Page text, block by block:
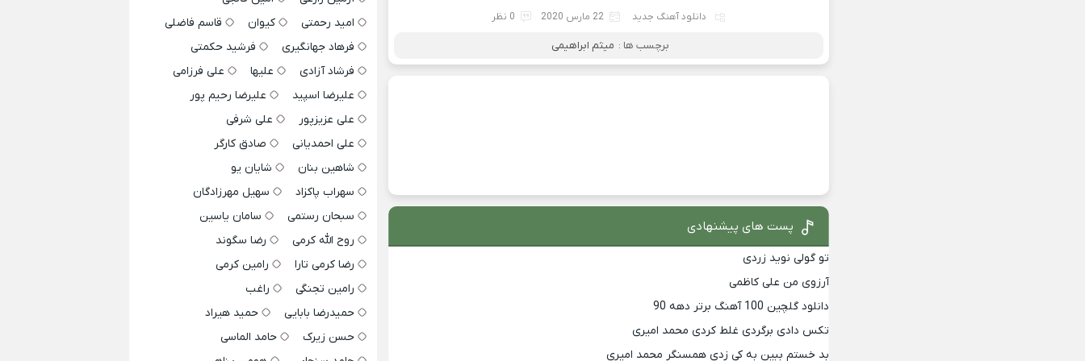
دانلود آهنگ جدید 22 مارس 2020 0 نظر
برچسب ها : میثم ابراهیمی
پست های پیشنهادی
تو گولی نوید زردی
آرزوی من علی کاظمی
دانلود گلچین 100 آهنگ برتر دهه 90
تکس دادی برگردی غلط کردی محمد امیری
بد خستم ببین به کی زدی همسنگر محمد امیری
امید رحمتی
کیوان
قاسم فاضلی
فرهاد جهانگیری
فرشید حکمتی
فرشاد آزادی
علیها
علی فرزامی
علیرضا اسپید
علیرضا رحیم پور
علی عزیزپور
علی شرفی
علی احمدیانی
صادق کارگر
شاهین بنان
شایان یو
سهراب پاکزاد
سهیل مهرزادگان
سبحان رستمی
سامان یاسین
روح الله کرمی
رضا سگوند
رضا کرمی تارا
رامین کرمی
رامین تجنگی
راغب
حمیدرضا بابایی
حمید هیراد
حسن زیرک
حامد الماسی